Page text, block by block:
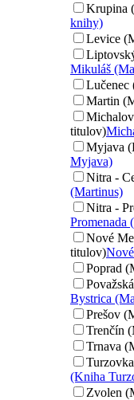
Krupina
knihy)
Levice
Mikuláš
Lučenec
Martin
titulov)
Myjava
Myjava)
Nitra -
(Martinus)
Nitra -
Promenada
Nové
titulov)
Poprad
Bystrica
Prešov
Trenčín
Trnava
(Kniha
Zvolen